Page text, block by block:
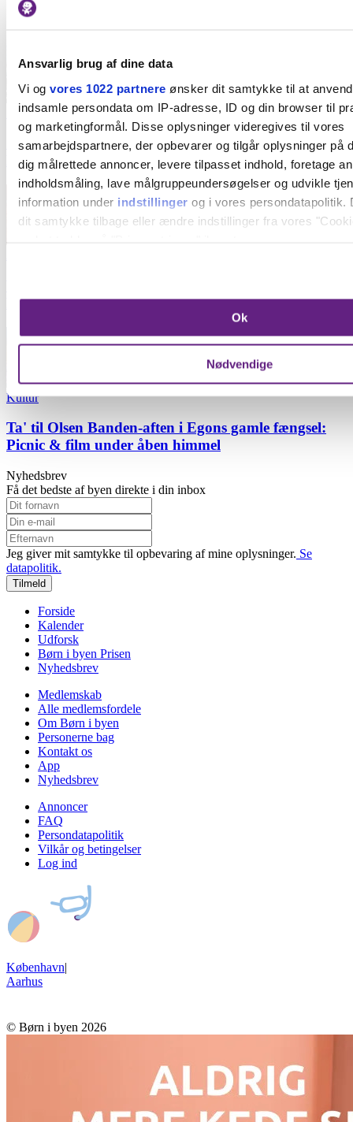
Ansvarlig brug af dine data
Vi og vores 1022 partnere ønsker dit samtykke til at
indsamle persondata om IP-adresse, ID og din browser til
og marketingformål. Disse oplysninger videregives til vores
samarbejdspartnere, der opbevarer og tilgår oplysninger på
dig målrettede annoncer, levere tilpasset indhold, foretage
indholdsmåling, lave målgruppeundersøgelser og udvikle
information under indstillinger og i vores
dit samtykke tilbage eller ændre indstillinger fra vores
Indsamle præcise oplysninger om din placering, der
Identificere din enhed baseret på en scanning af
analysere vores trafik. Vi deler også oplysninger om din
hjemmeside med vores partnere.
Ok
Nødvendige
Seneste nyt
Sommerferie
Sommerferie 2026: Det kan I lave med børnene i
København og omegn
Refshaleøen
Kultur
Ta' til Olsen Banden-aften i Egons gamle fængsel:
Picnic & film under åben himmel
Nyhedsbrev
Få det bedste af byen direkte i din inbox
Jeg giver mit samtykke til opbevaring af mine oplysninger. Se
datapolitik.
Tilmeld
Forside
Kalender
Udforsk
Børn i byen Prisen
Nyhedsbrev
Medlemskab
Alle medlemsfordele
Om Børn i byen
Personerne bag
Kontakt os
App
Nyhedsbrev
Annoncer
FAQ
Persondatapolitik
Vilkår og betingelser
Log ind
København|
Aarhus
© Børn i byen 2026